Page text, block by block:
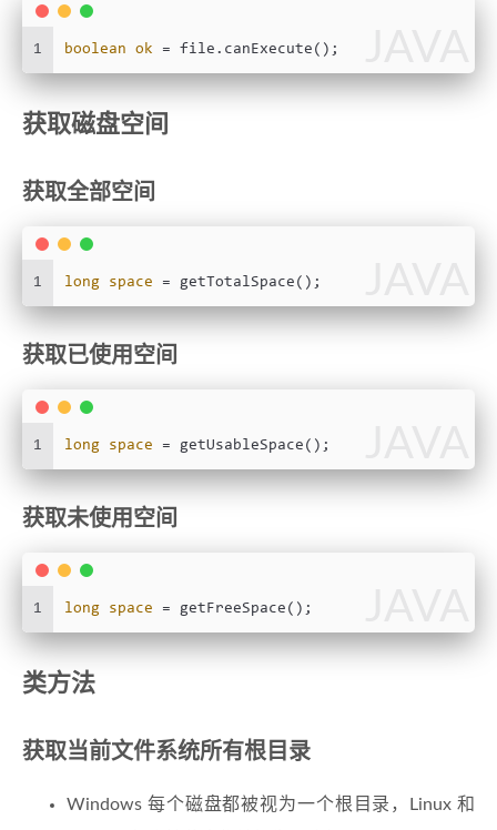
1 boolean ok = file.canExecute();
获取磁盘空间
获取全部空间
1 long space = getTotalSpace();
获取已使用空间
1 long space = getUsableSpace();
获取未使用空间
1 long space = getFreeSpace();
类方法
获取当前文件系统所有根目录
Windows 每个磁盘都被视为一个根目录，Linux 和